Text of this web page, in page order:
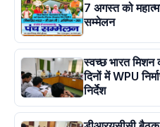
7 अगस्त को
सम्मेलन
स्वच्छ भारत
दिनों में WPU
निर्देश